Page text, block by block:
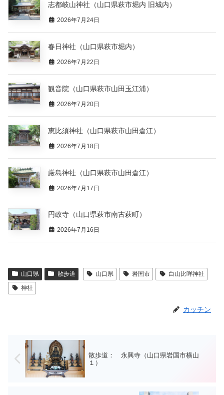
志都岐山神社（山口県萩市堀内 旧城内）
2026年7月24日
春日神社（山口県萩市堀内）
2026年7月22日
観音院（山口県萩市山田玉江浦）
2026年7月20日
恵比須神社（山口県萩市山田倉江）
2026年7月18日
厳島神社（山口県萩市山田倉江）
2026年7月17日
円政寺（山口県萩市南古萩町）
2026年7月16日
山口県 散歩道 山口県 岩国市
白山比咩神社
神社
カッチン
散歩道： 永興寺（山口県岩国市横山
１）